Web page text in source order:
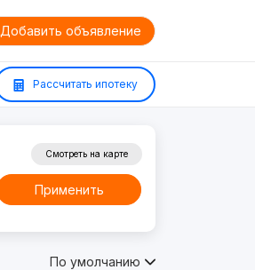
Добавить объявление
Рассчитать ипотеку
Смотреть на карте
Применить
По умолчанию